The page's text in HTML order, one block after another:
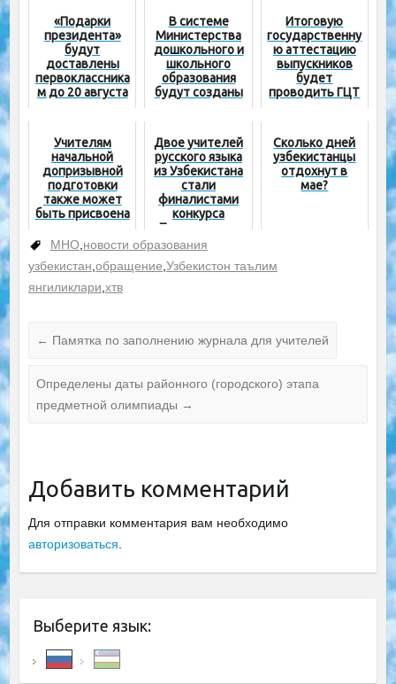
«Подарки
президента»
будут
доставлены
первоклассника
м до 20 августа
В системе
Министерства
дошкольного и
школьного
образования
будут созданы
Итоговую
государственну
ю аттестацию
выпускников
будет
проводить ГЦТ
Учителям
начальной
допризывной
подготовки
также может
быть присвоена
Двое учителей
русского языка
из Узбекистана
стали
финалистами
конкурса
«Преподавание
без границ»
Сколько дней
узбекистанцы
отдохнут в
мае?
МНО новости образования
узбекистан обращение Узбекистон таълим
янгиликлари хтв
← Памятка по заполнению журнала для учителей
Определены даты районного (городского) этапа
предметной олимпиады →
Добавить комментарий
Для отправки комментария вам необходимо
авторизоваться
Выберите язык: